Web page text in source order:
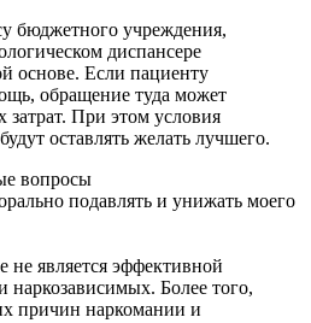
бюджетного учреждения,
диспансере
основе. Если пациенту
обращение туда может
затрат. При этом условия
оставлять желать лучшего.
вопросы
подавлять и унижать моего
является эффективной
наркозависимых. Более того,
причин наркомании и